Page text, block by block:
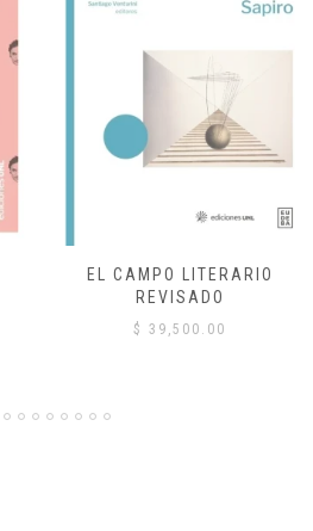
EL CAMPO LITERARIO
REVISADO
$ 39,500.00